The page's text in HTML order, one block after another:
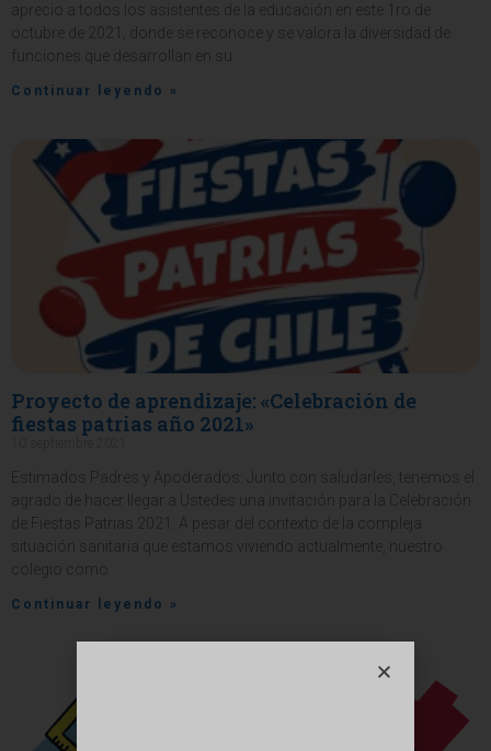
aprecio a todos los asistentes de la educación en este 1ro de
octubre de 2021, donde se reconoce y se valora la diversidad de
funciones que desarrollan en su
Continuar leyendo »
Proyecto de aprendizaje: «Celebración de
fiestas patrias año 2021»
Estimados Padres y Apoderados: Junto con saludarles, tenemos el
agrado de hacer llegar a Ustedes una invitación para la Celebración
de Fiestas Patrias 2021. A pesar del contexto de la compleja
situación sanitaria que estamos viviendo actualmente, nuestro
colegio como
Continuar leyendo »